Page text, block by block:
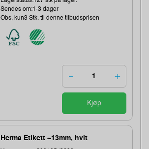
Sendes om:1-3 dager
Obs, kun3 Stk. til denne tilbudsprisen
Kjøp
Herma Etikett ~13mm, hvit